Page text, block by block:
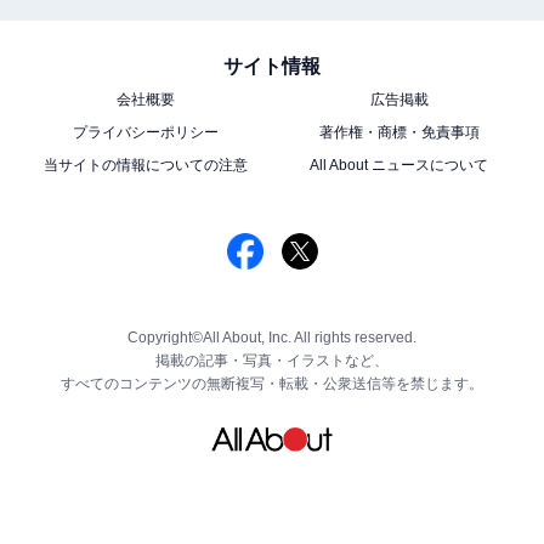
サイト情報
会社概要
広告掲載
プライバシーポリシー
著作権・商標・免責事項
当サイトの情報についての注意
All About ニュースについて
Copyright©All About, Inc. All rights reserved.
掲載の記事・写真・イラストなど、
すべてのコンテンツの無断複写・転載・公衆送信等を禁じます。